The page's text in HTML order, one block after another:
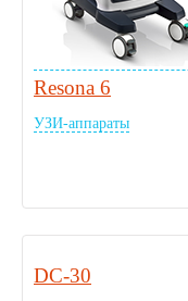
Resona 6
УЗИ-аппараты
DC-30